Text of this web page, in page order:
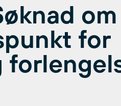
om
for